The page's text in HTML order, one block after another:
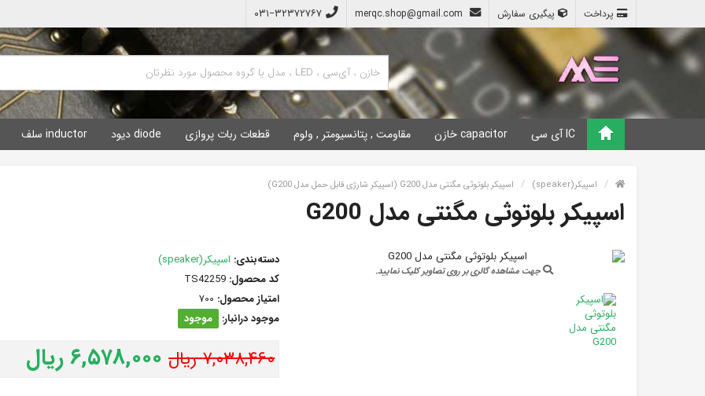
۰۳۱−۳۲۳۷۲۷۶۷ پیگیری سفارش پرداخت
IC آی سی capacitor خازن مقاومت , پتانسیومتر , ولوم قطعات ربات پروازی diode دیود inductor سلف
اسپیکر(speaker) اسپیکر بلوتوثی مگنتی مدل G200 (اسپیکر شارژی قابل حمل مدل G200)
اسپیکر بلوتوثی مگنتی مدل G200
جهت مشاهده گالری بر روی تصاویر کلیک نمایید.
دسته‌بندی: اسپیکر(speaker)
کد محصول: TS42259
امتیاز محصول: 700
موجود درانبار:
موجود
۷,۰۳۸,۴۶۰ ریال ۶,۵۷۸,۰۰۰ ریال